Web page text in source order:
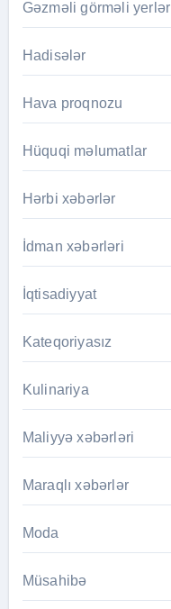
Gəzməli görməli yerlər
Hadisələr
Hava proqnozu
Hüquqi məlumatlar
Hərbi xəbərlər
İdman xəbərləri
İqtisadiyyat
Kateqoriyasız
Kulinariya
Maliyyə xəbərləri
Maraqlı xəbərlər
Moda
Müsahibə